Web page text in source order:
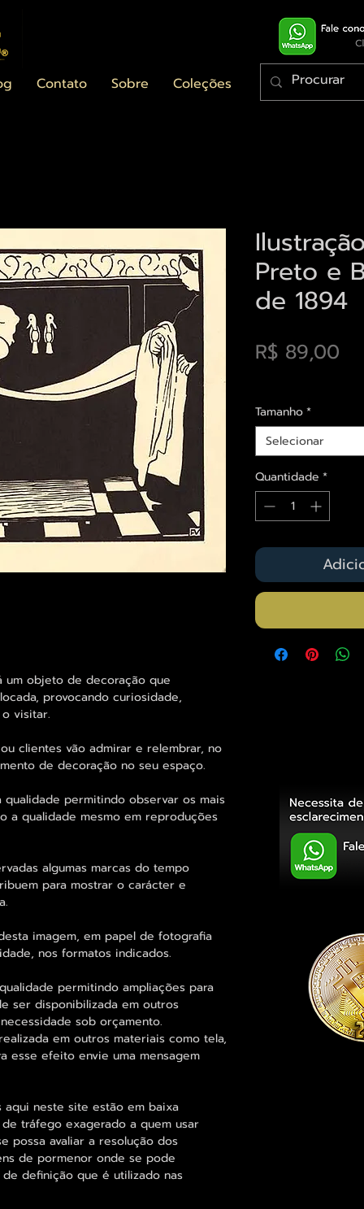
Contato Sobre Coleções
um objeto de decoração que
provocando curiosidade,
visitar.
clientes vão admirar e relembrar, no
de decoração no seu espaço.
permitindo observar os mais
a qualidade mesmo em reproduções
algumas marcas do tempo
para mostrar o carácter e
imagem, em papel de fotografia
nos formatos indicados.
permitindo ampliações para
ser disponibilizada em outros
sob orçamento.
em outros materiais como tela,
esse efeito envie uma mensagem
aqui neste site estão em baixa
tráfego exagerado a quem usar
possa avaliar a resolução dos
de pormenor onde se pode
definição que é utilizado nas
Preto e
de 1894
R$ 89,00
Tamanho*
Selecionar
Quantidade *